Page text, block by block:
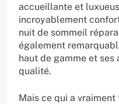
accueillante et
incroyablement
nuit de sommeil
également
haut de gamme et
qualité.
Mais ce qui a vraiment